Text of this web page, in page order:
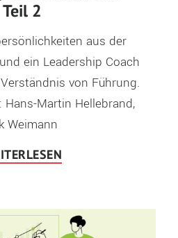
Teil 2
aus der
ein Leadership Coach
von Führung.
Martin Hellebrand,
Weimann